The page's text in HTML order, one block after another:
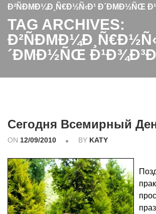
Ð²ÑÐΜÐ¼Ð¸Ñ€Ð½Ñ‹Ð¹ Ð´ÐΜÐ½ÑŒ
TAG ARCHIVES:
´ÐΜÐ½ÑŒ Ð¹Ð¾Ð³Ð¸
Сегодня Всемирный
ON 12/09/2010 BY KATY